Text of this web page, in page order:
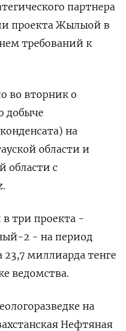
партнера
проекта Жылыой в
требований к
во вторник о
добыче
на
области и
области с
три проекта -
2 - на период
23,7 миллиарда тенге
ведомства.
на
Нефтяная